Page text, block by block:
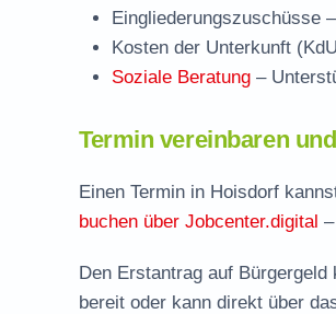
Eingliederungszuschüsse
Kosten der Unterkunft
Soziale Beratung –
Termin vereinbaren
Einen Termin in Hoisdorf
buchen über Jobcenter.digital
Den Erstantrag auf
bereit oder kann direkt über